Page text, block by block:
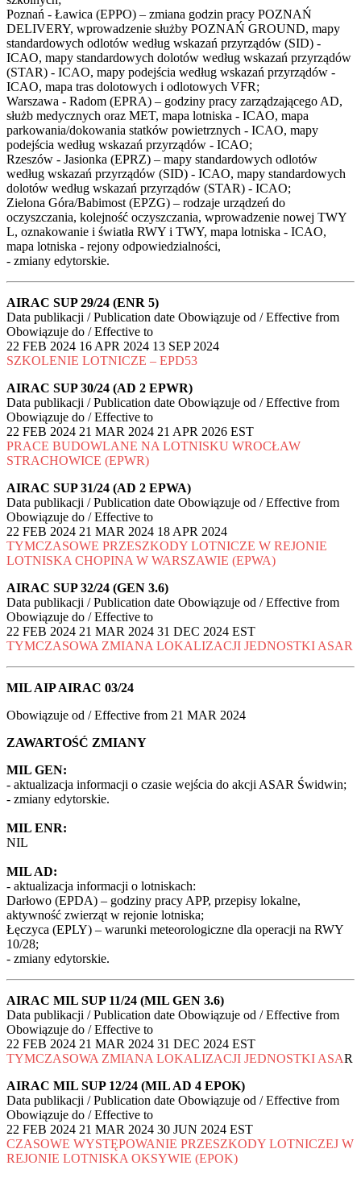
Poznań - Ławica (EPPO) – zmiana godzin pracy POZNAŃ
DELIVERY, wprowadzenie służby POZNAŃ GROUND, mapy
standardowych odlotów według wskazań przyrządów (SID) -
ICAO, mapy standardowych dolotów według wskazań przyrządów
(STAR) - ICAO, mapy podejścia według wskazań przyrządów -
ICAO, mapa tras dolotowych i odlotowych VFR;
Warszawa - Radom (EPRA) – godziny pracy zarządzającego AD,
służb medycznych oraz MET, mapa lotniska - ICAO, mapa
parkowania/dokowania statków powietrznych - ICAO, mapy
podejścia według wskazań przyrządów - ICAO;
Rzeszów - Jasionka (EPRZ) – mapy standardowych odlotów
według wskazań przyrządów (SID) - ICAO, mapy standardowych
dolotów według wskazań przyrządów (STAR) - ICAO;
Zielona Góra/Babimost (EPZG) – rodzaje urządzeń do
oczyszczania, kolejność oczyszczania, wprowadzenie nowej TWY
L, oznakowanie i światła RWY i TWY, mapa lotniska - ICAO,
mapa lotniska - rejony odpowiedzialności,
- zmiany edytorskie.
AIRAC SUP 29/24 (ENR 5)
Data publikacji / Publication date Obowiązuje od / Effective from
Obowiązuje do / Effective to
22 FEB 2024 16 APR 2024 13 SEP 2024
SZKOLENIE LOTNICZE – EPD53
AIRAC SUP 30/24 (AD 2 EPWR)
Data publikacji / Publication date Obowiązuje od / Effective from
Obowiązuje do / Effective to
22 FEB 2024 21 MAR 2024 21 APR 2026 EST
PRACE BUDOWLANE NA LOTNISKU WROCŁAW
STRACHOWICE (EPWR)
AIRAC SUP 31/24 (AD 2 EPWA)
Data publikacji / Publication date Obowiązuje od / Effective from
Obowiązuje do / Effective to
22 FEB 2024 21 MAR 2024 18 APR 2024
TYMCZASOWE PRZESZKODY LOTNICZE W REJONIE
LOTNISKA CHOPINA W WARSZAWIE (EPWA)
AIRAC SUP 32/24 (GEN 3.6)
Data publikacji / Publication date Obowiązuje od / Effective from
Obowiązuje do / Effective to
22 FEB 2024 21 MAR 2024 31 DEC 2024 EST
TYMCZASOWA ZMIANA LOKALIZACJI JEDNOSTKI ASAR
MIL AIP AIRAC 03/24
Obowiązuje od / Effective from 21 MAR 2024
ZAWARTOŚĆ ZMIANY
MIL GEN:
- aktualizacja informacji o czasie wejścia do akcji ASAR Świdwin;
- zmiany edytorskie.
MIL ENR:
NIL
MIL AD:
- aktualizacja informacji o lotniskach:
Darłowo (EPDA) – godziny pracy APP, przepisy lokalne,
aktywność zwierząt w rejonie lotniska;
Łęczyca (EPLY) – warunki meteorologiczne dla operacji na RWY
10/28;
- zmiany edytorskie.
AIRAC MIL SUP 11/24 (MIL GEN 3.6)
Data publikacji / Publication date Obowiązuje od / Effective from
Obowiązuje do / Effective to
22 FEB 2024 21 MAR 2024 31 DEC 2024 EST
TYMCZASOWA ZMIANA LOKALIZACJI JEDNOSTKI ASAR
AIRAC MIL SUP 12/24 (MIL AD 4 EPOK)
Data publikacji / Publication date Obowiązuje od / Effective from
Obowiązuje do / Effective to
22 FEB 2024 21 MAR 2024 30 JUN 2024 EST
CZASOWE WYSTĘPOWANIE PRZESZKODY LOTNICZEJ W
REJONIE LOTNISKA OKSYWIE (EPOK)